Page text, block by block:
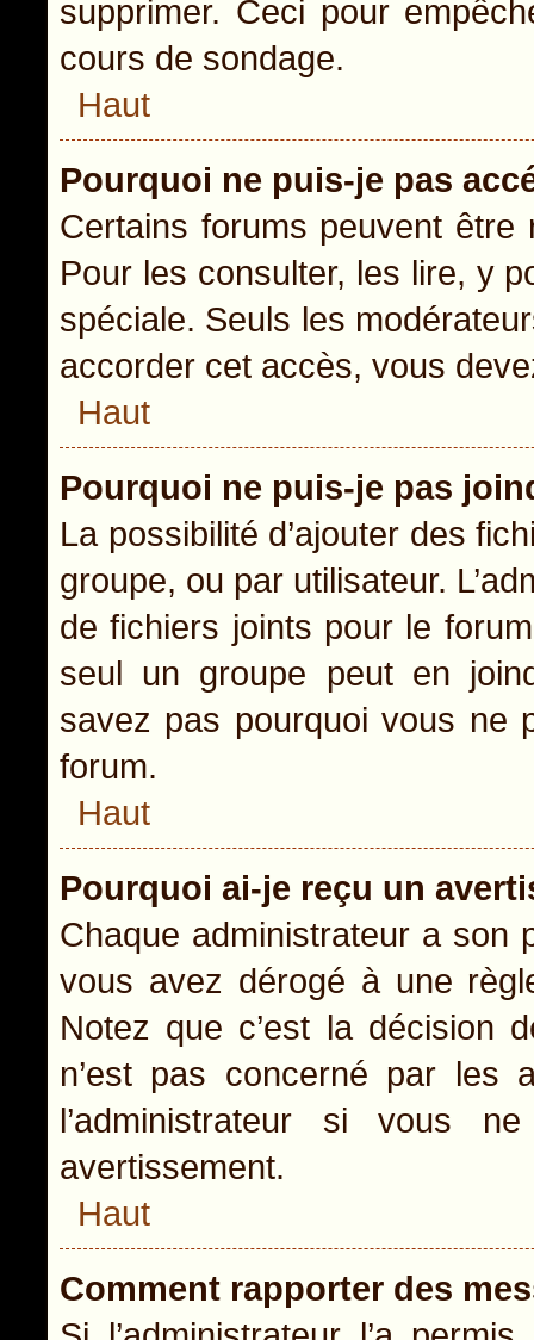
supprimer. Ceci pour
cours de sondage.
Haut
Pourquoi ne puis-je pas
Certains forums peuvent
Pour les consulter, les lire, y
spéciale. Seuls les
accorder cet accès, vous
Haut
Pourquoi ne puis-je pas
La possibilité d’ajouter des
groupe, ou par utilisateur.
de fichiers joints pour le
seul un groupe peut en
savez pas pourquoi vous ne
forum.
Haut
Pourquoi ai-je reçu un
Chaque administrateur a son
vous avez dérogé à une
Notez que c’est la décision
n’est pas concerné par les
l’administrateur si vous
avertissement.
Haut
Comment rapporter des